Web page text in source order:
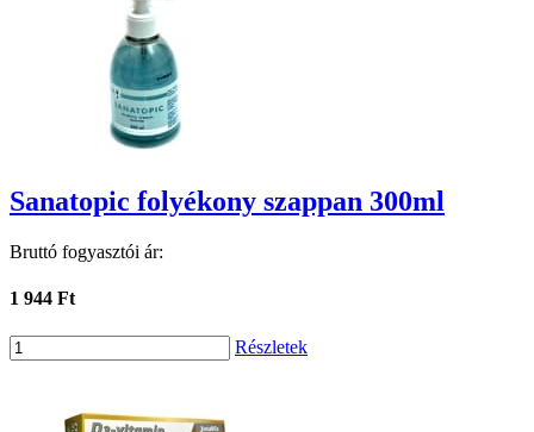
Sanatopic folyékony szappan 300ml
Bruttó fogyasztói ár:
1 944 Ft
Részletek